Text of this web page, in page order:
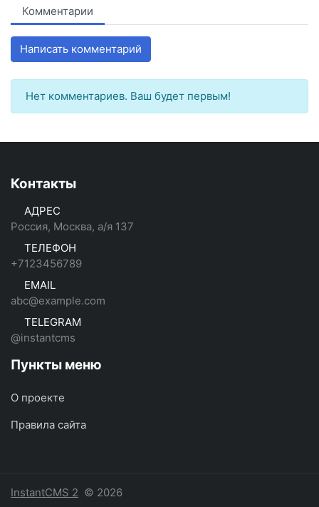
Комментарии
Написать комментарий
Нет комментариев. Ваш будет первым!
Контакты
АДРЕС
Россия, Москва, а/я 137
ТЕЛЕФОН
+7123456789
EMAIL
abc@example.com
TELEGRAM
@instantcms
Пункты меню
О проекте
Правила сайта
InstantCMS 2 © 2026